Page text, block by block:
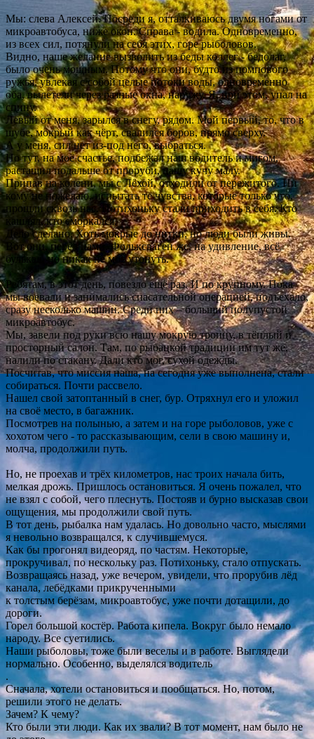
Мы: слева Алексей. Посреди я, отталкиваюсь двумя ногами от
микроавтобуса, ниже окон. Справа - водила. Одновременно,
из всех сил, потянули на себя этих, горе рыболовов.
Видно, наше желание вызволить из беды коллег - бедолаг,
было очень мощным. Потому что они, будто из помпового
ружья, увлекая с собой целые потоки воды, одновременно
оба, вылетели через разные окна, наружу. Я, при этом, упал на
спину.
Левый от меня, зарылся в снегу, рядом. Мой первый, то, что в
шубе, мокрый как чёрт, свалился боров, прямо сверху.
А у меня, сил нет из-под него, выбраться.
Но тут, на моё счастье, подбежал наш водитель и мигом,
растащил подальше от проруби, нашу кучу малу.
Припав на колени, мы с Лёхой, отходили от пережитого. Ни
кому не пожелаю, испытать те чувства, которые только что,
прошли сквозь нас. Потихоньку стали приходить в себя. Кто
кашлял, кто сморкался.
Дело сделано. Хоть мокрые до нитки, но люди были живы.
Вот они, перед нами. Фольксваген же, на удивление, всё
булькал, но никак не мог утонуть.
Ребятам, в этот день, повезло ещё раз. И по крупному. Пока
мы воевали и занимались спасательной операцией, подъехало,
сразу несколько машин. Среди них – больший полупустой
микроавтобус.
Мы, завели под руки всю нашу мокрую троицу, в тёплый и
просторный салон. Там, по рыбацкой традиции им тут же,
налили по стакану. Дали кто мог, сухой одежды.
Посчитав, что миссия наша, на сегодня уже выполнена, стали
собираться. Почти рассвело.
Нашел свой затоптанный в снег, бур. Отряхнул его и уложил
на своё место, в багажник.
Посмотрев на полынью, а затем и на горе рыболовов, уже с
хохотом чего - то рассказывающим, сели в свою машину и,
молча, продолжили путь.
Но, не проехав и трёх километров, нас троих начала бить,
мелкая дрожь. Пришлось остановиться. Я очень пожалел, что
не взял с собой, чего плеснуть. Постояв и бурно высказав свои
ощущения, мы продолжили свой путь.
В тот день, рыбалка нам удалась. Но довольно часто, мыслями
я невольно возвращался, к случившемуся.
Как бы прогонял видеоряд, по частям. Некоторые,
прокручивал, по нескольку раз. Потихоньку, стало отпускать.
Возвращаясь назад, уже вечером, увидели, что прорубив лёд
канала, лебёдками прикрученными
к толстым берёзам, микроавтобус, уже почти дотащили, до
дороги.
Горел большой костёр. Работа кипела. Вокруг было немало
народу. Все суетились.
Наши рыболовы, тоже были веселы и в работе. Выглядели
нормально. Особенно, выделялся водитель
.
Сначала, хотели остановиться и пообщаться. Но, потом,
решили этого не делать.
Зачем? К чему?
Кто были эти люди. Как их звали? В тот момент, нам было не